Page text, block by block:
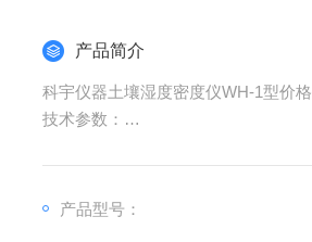
产品简介
科宇仪器土壤湿度密度仪WH-1型价格
技术参数：
★砝码重量: 123g
产品型号：